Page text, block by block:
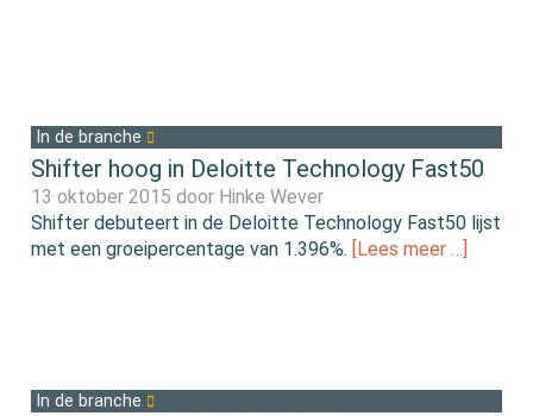
In de branche
Shifter hoog in Deloitte Technology Fast50
13 oktober 2015 door Hinke Wever
Shifter debuteert in de Deloitte Technology Fast50 lijst
met een groeipercentage van 1.396%.
[Lees meer …]
In de branche